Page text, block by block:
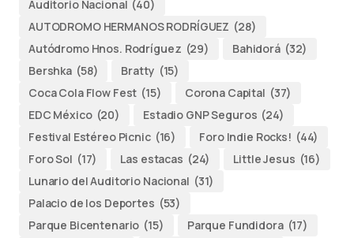
Auditorio Nacional (40)
AUTODROMO HERMANOS RODRÍGUEZ (28)
Autódromo Hnos. Rodríguez (29) Bahidorá (32)
Bershka (58) Bratty (15)
Coca Cola Flow Fest (15) Corona Capital (37)
EDC México (20) Estadio GNP Seguros (24)
Festival Estéreo Picnic (16) Foro Indie Rocks! (44)
Foro Sol (17) Las estacas (24) Little Jesus (16)
Lunario del Auditorio Nacional (31)
Palacio de los Deportes (53)
Parque Bicentenario (15) Parque Fundidora (17)